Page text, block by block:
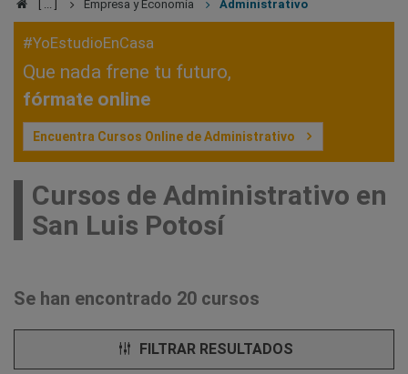
Empresa y Economía Administrativo
#YoEstudioEnCasa
Que nada frene tu futuro,
fórmate online
Encuentra Cursos Online de Administrativo
Cursos de Administrativo en
San Luis Potosí
Se han encontrado 20 cursos
FILTRAR RESULTADOS